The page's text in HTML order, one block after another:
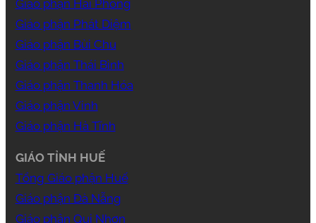
Giáo phận Hải Phòng
Giáo phận Phát Diệm
Giáo phận Bùi Chu
Giáo phận Thái Bình
Giáo phận Thanh Hóa
Giáo phận Vinh
Giáo phận Hà Tĩnh
GIÁO TỈNH HUẾ
Tổng Giáo phận Huế
Giáo phận Đà Nẵng
Giáo phận Qui Nhơn